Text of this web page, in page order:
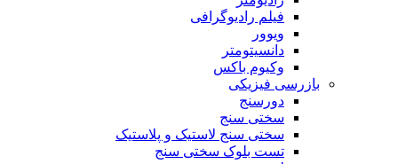
فیلم رادیوگرافی
ویوور
دانسیتومتر
وکیوم باکس
بازرسی فیزیکی
دورسنج
سختی سنج
سختی سنج لاستیک و پلاستیک
تست بلوک سختی سنج